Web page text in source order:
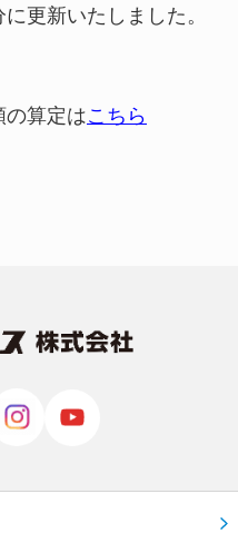
更新いたしました。
の算定はこちら